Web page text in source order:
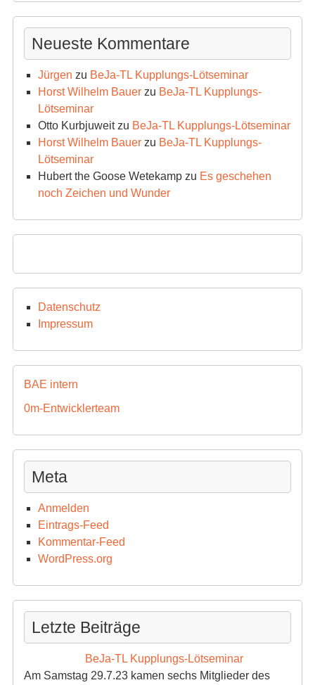
Neueste Kommentare
Jürgen zu BeJa-TL Kupplungs-Lötseminar
Horst Wilhelm Bauerzu BeJa-TL Kupplungs-
Lötseminar
Otto Kurbjuweitzu BeJa-TL Kupplungs-Lötseminar
Horst Wilhelm Bauerzu BeJa-TL Kupplungs-
Lötseminar
Hubert the Goose Wetekampzu Es geschehen
noch Zeichen und Wunder
Datenschutz
Impressum
BAE intern
0m-Entwicklerteam
Meta
Anmelden
Eintrags-Feed
Kommentar-Feed
WordPress.org
Letzte Beiträge
BeJa-TL Kupplungs-Lötseminar
Am Samstag 29.7.23 kamen sechs Mitglieder des